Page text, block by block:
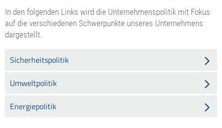
In den folgenden Links wird die Unternehmenspolitik mit Fokus
auf die verschiedenen Schwerpunkte unseres Unternehmens
dargestellt.
Sicherheitspolitik
Umweltpolitik
Energiepolitik